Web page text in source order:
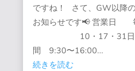
ですね！ さて、GW以降
お知らせです📢 営業日
10・17・31日の
間 9:30〜16:00...
続きを読む